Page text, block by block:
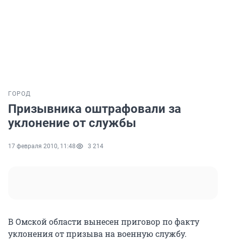
ГОРОД
Призывника оштрафовали за
уклонение от службы
17 февраля 2010, 11:48 3 214
В Омской области вынесен приговор по факту
уклонения от призыва на военную службу.